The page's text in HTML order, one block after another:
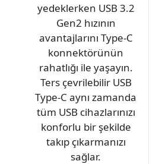
yedeklerken USB 3.2
Gen2 hızının
avantajlarını Type-C
konnektörünün
rahatlığı ile yaşayın.
Ters çevrilebilir USB
Type-C aynı zamanda
tüm USB cihazlarınızı
konforlu bir şekilde
takıp çıkarmanızı
sağlar.